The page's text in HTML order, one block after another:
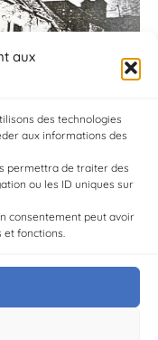
aux
des technologies
aux informations des
permettra de traiter des
ou les ID uniques sur
consentement peut avoir
fonctions.
droits réservés.